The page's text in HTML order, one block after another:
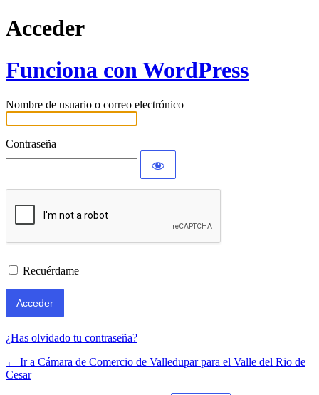
Acceder
Funciona con WordPress
Nombre de usuario o correo electrónico
Contraseña
Recuérdame
¿Has olvidado tu contraseña?
← Ir a Cámara de Comercio de Valledupar para el Valle del Rio de
Cesar